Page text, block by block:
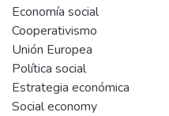
Economía social
Cooperativismo
Unión Europea
Política social
Estrategia económica
Social economy